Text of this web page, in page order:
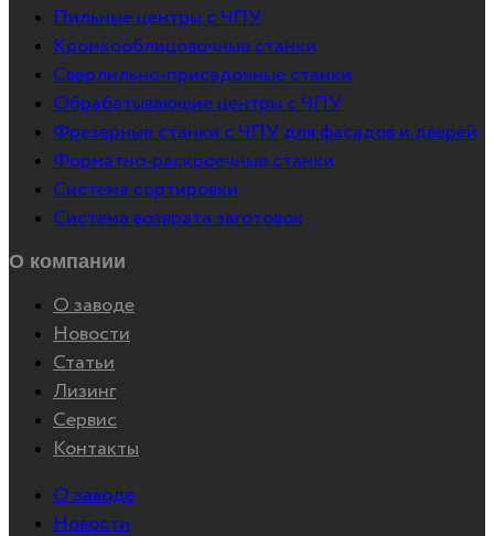
Пильные центры с ЧПУ
Кромкооблицовочные станки
Сверлильно-присадочные станки
Обрабатывающие центры с ЧПУ
Фрезерные станки с ЧПУ для фасадов и дверей
Форматно-раскроечные станки
Система сортировки
Система возврата заготовок
О компании
О заводе
Новости
Статьи
Лизинг
Сервис
Контакты
О заводе
Новости